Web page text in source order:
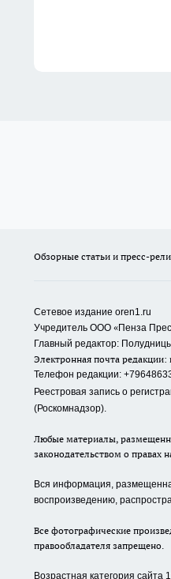
Обзорные статьи и пресс-
Сетевое издание oren1.ru
Учредитель ООО «Пенза
Главный редактор:
Электронная почта редакции:
Телефон редакции:
Реестровая запись о
(Роскомнадзор).
Любые материалы,
законодательством о правах
Вся информация,
воспроизведению,
Все фотографические
правообладателя запрещено.
Возрастная категория сайта